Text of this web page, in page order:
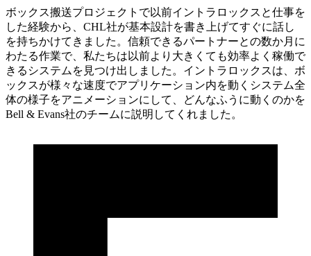
ボックス搬送プロジェクトで以前イントラロックスと仕事を
した経験から、CHL社が基本設計を書き上げてすぐに話し
を持ちかけてきました。信頼できるパートナーとの数か月に
わたる作業で、私たちは以前より大きくても効率よく稼働で
きるシステムを見つけ出しました。イントラロックスは、ボ
ックスが様々な速度でアプリケーション内を動くシステム全
体の様子をアニメーションにして、どんなふうに動くのかを
Bell & Evans社のチームに説明してくれました。